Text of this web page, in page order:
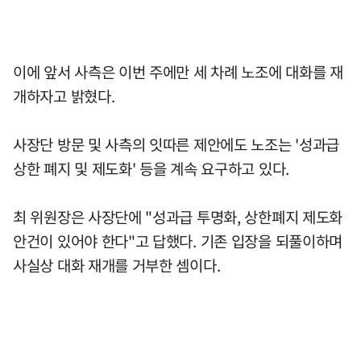
이에 앞서 사측은 이번 주에만 세 차례 노조에 대화를 재
개하자고 밝혔다.
사장단 방문 및 사측의 잇따른 제안에도 노조는 '성과급
상한 폐지 및 제도화' 등을 계속 요구하고 있다.
최 위원장은 사장단에 "성과급 투명화, 상한폐지 제도화
안건이 있어야 한다"고 답했다. 기존 입장을 되풀이하며
사실상 대화 재개를 거부한 셈이다.